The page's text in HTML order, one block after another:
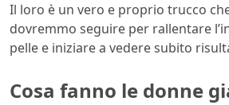
Il loro è un vero e proprio trucco
dovremmo seguire per rallentare
pelle e iniziare a vedere subito
Cosa fanno le donne